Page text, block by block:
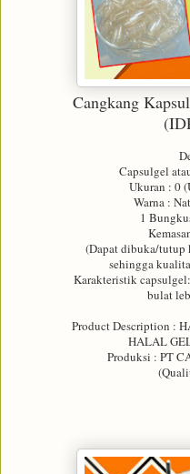
Cangkang
Capsulgel
Ukuran : 0
Warna :
1
(Dapat dibuka/tutup
sehingga
Karakteristik
bulat
Product Description :
HALAL
Produksi : PT